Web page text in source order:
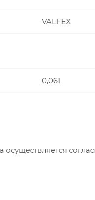
VALFEX
0,061
осуществляется